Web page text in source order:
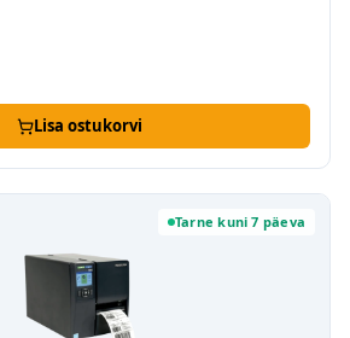
Lisa ostukorvi
Tarne kuni 7 päeva